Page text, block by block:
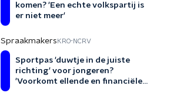
komen? 'Een echte volkspartij is
er niet meer'
Spraakmakers KRO-NCRV
Sportpas 'duwtje in de juiste
richting' voor jongeren?
'Voorkomt ellende en financiële